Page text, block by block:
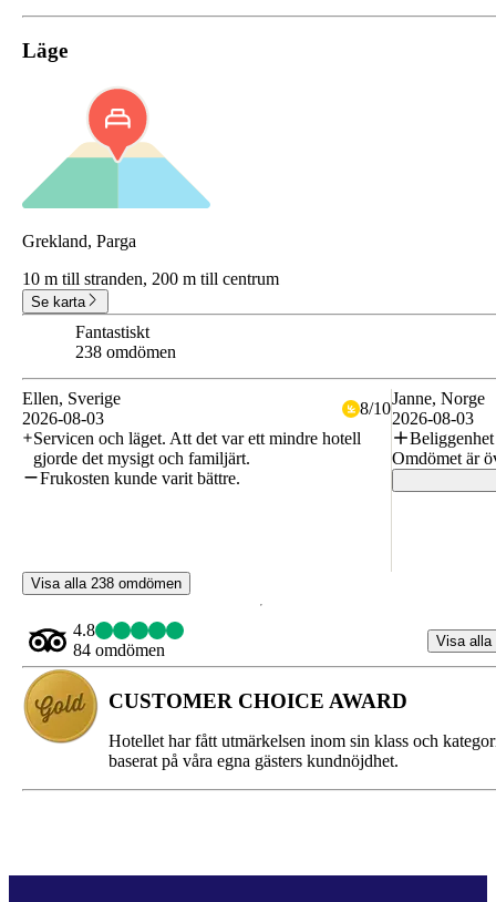
Läge
Grekland, Parga
10 m till stranden, 200 m till centrum
Se karta
Fantastiskt
238 omdömen
Ellen, Sverige
2026-08-03
8/10
Servicen och läget. Att det var ett mindre hotell
gjorde det mysigt och familjärt.
Frukosten kunde varit bättre.
Janne, Norge
2026-08-03
Beliggenhet
Omdömet är
Visa alla 238 omdömen
4.8
84 omdömen
Visa alla
CUSTOMER CHOICE AWARD
Hotellet har fått utmärkelsen inom sin klass och
baserat på våra egna gästers kundnöjdhet.